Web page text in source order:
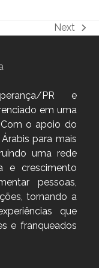
next
Next
PR e
em uma
o apoio do
para mais
uma rede
e crescimento
pessoas,
tornando a
que
e franqueados